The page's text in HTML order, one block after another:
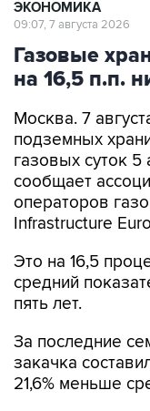
ЭКОНОМИКА
09:07, 7 августа 2026
Газовые
на 16,5 п.п.
Москва. 7
подземных
газовых суток 5
сообщает
операторов
Infrastructure
Это на 16,5
средний
пять лет.
За последние
закачка
21,6% меньше